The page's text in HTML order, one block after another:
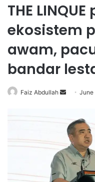
THE
ekosistem
awam,
bandar
Faiz Abdullah
d
a
n
m
June